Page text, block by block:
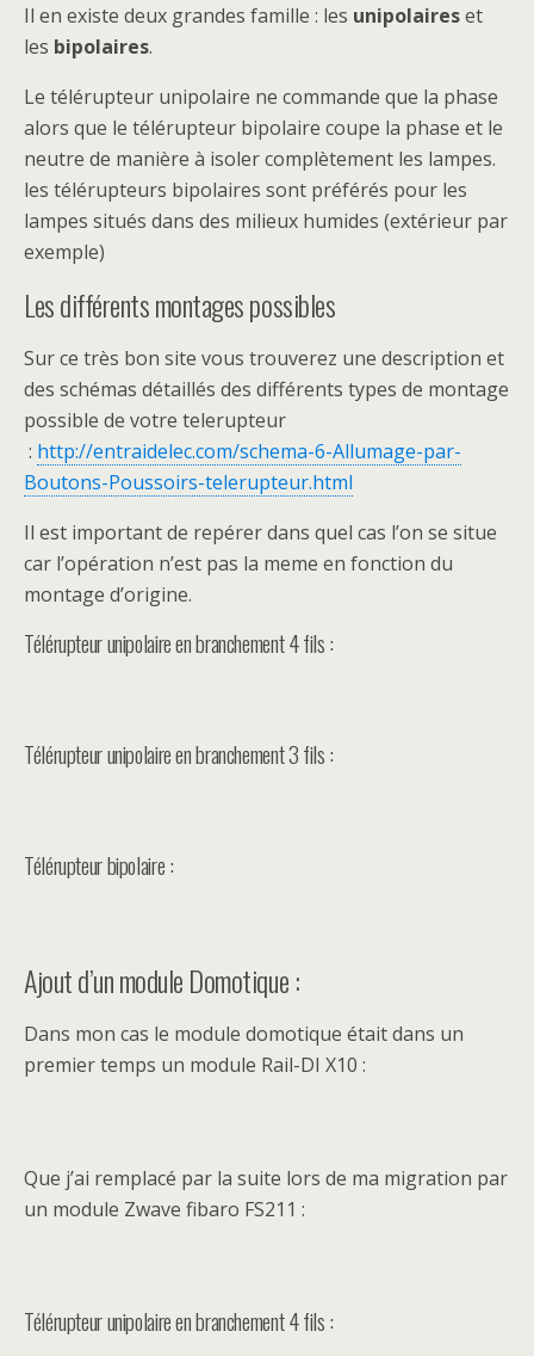
Il en existe deux grandes famille : les unipolaireset
les bipolaires.
Le télérupteur unipolaire ne commande que la phase
alors que le télérupteur bipolaire coupe la phase et le
neutre de manière à isoler complètement les lampes.
les télérupteurs bipolaires sont préférés pour les
lampes situés dans des milieux humides (extérieur par
exemple)
Les différents montages possibles
Sur ce très bon site vous trouverez une description et
des schémas détaillés des différents types de montage
possible de votre telerupteur
: http://entraidelec.com/schema-6-Allumage-par-
Boutons-Poussoirs-telerupteur.html
Il est important de repérer dans quel cas l’on se situe
car l’opération n’est pas la meme en fonction du
montage d’origine.
Télérupteur unipolaire en branchement 4 fils :
Télérupteur unipolaire en branchement 3 fils :
Télérupteur bipolaire :
Ajout d’un module Domotique :
Dans mon cas le module domotique était dans un
premier temps un module Rail-DI X10 :
Que j’ai remplacé par la suite lors de ma migration par
un module Zwave fibaro FS211 :
Télérupteur unipolaire en branchement 4 fils :